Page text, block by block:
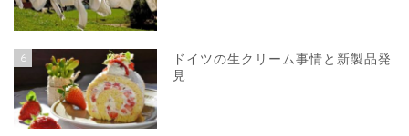
6
ドイツの生クリーム事情と新製品発
見